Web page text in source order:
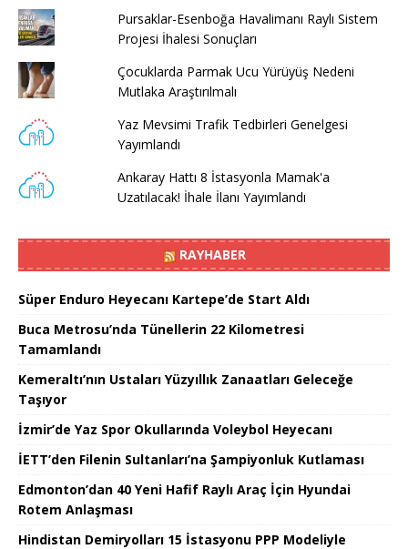
Pursaklar-Esenboğa Havalimanı Raylı Sistem
Projesi İhalesi Sonuçları
Çocuklarda Parmak Ucu Yürüyüş Nedeni
Mutlaka Araştırılmalı
Yaz Mevsimi Trafik Tedbirleri Genelgesi
Yayımlandı
Ankaray Hattı 8 İstasyonla Mamak'a
Uzatılacak! İhale İlanı Yayımlandı
RAYHABER
Süper Enduro Heyecanı Kartepe’de Start Aldı
Buca Metrosu’nda Tünellerin 22 Kilometresi
Tamamlandı
Kemeraltı’nın Ustaları Yüzyıllık Zanaatları Geleceğe
Taşıyor
İzmir’de Yaz Spor Okullarında Voleybol Heyecanı
İETT’den Filenin Sultanları’na Şampiyonluk Kutlaması
Edmonton’dan 40 Yeni Hafif Raylı Araç İçin Hyundai
Rotem Anlaşması
Hindistan Demiryolları 15 İstasyonu PPP Modeliyle